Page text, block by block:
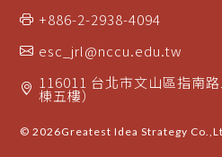
+886-2-2938-4094
esc_jrl@nccu.edu.tw
116011 台北市文山區指南
棟五樓）
© 2026Greatest Idea Strategy